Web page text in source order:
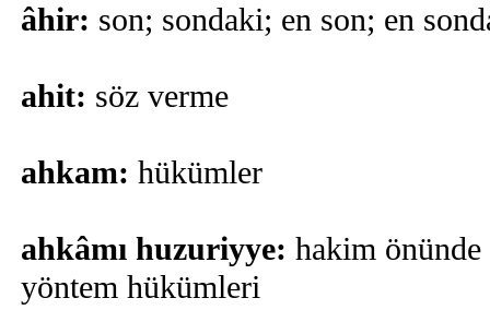
âhir: son; sondaki; en son; en
ahit: söz verme
ahkam: hükümler
ahkâmı huzuriyye: hakim
yöntem hükümleri